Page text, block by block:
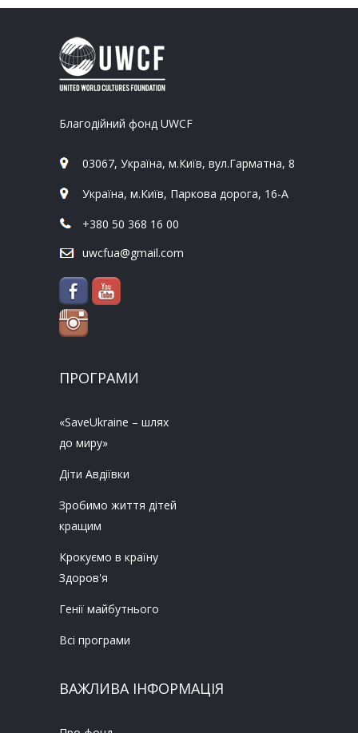
Благодійний фонд UWCF
03067, Україна, м.Київ, вул.Гарматна, 8
Україна, м.Київ, Паркова дорога, 16-А
+380 50 368 16 00
uwcfua@gmail.com
ПРОГРАМИ
«SaveUkraine – шлях
до миру»
Діти Авдіївки
Зробимо життя дітей
кращим
Крокуємо в країну
Здоров'я
Генії майбутнього
Всі програми
ВАЖЛИВА ІНФОРМАЦІЯ